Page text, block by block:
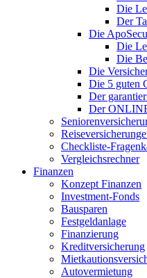
Die
Der
Die
Die
Die
Die
Die 5 guten
Der
Der
Checkliste-
Vergleichsrechner
Finanzen
Konzept Finanzen
Investment-Fonds
Bausparen
Festgeldanlage
Finanzierung
Kreditversicherung
Autovermietung